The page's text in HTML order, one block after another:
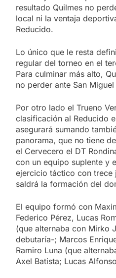
resultado Quilmes no
local ni la ventaja
Reducido.
Lo único que le resta
regular del torneo en el
Para culminar más alto,
no perder ante San
Por otro lado el Trueno
clasificación al Reducido
asegurará sumando
panorama, que no tiene
el Cervecero el DT
con un equipo suplente y
ejercicio táctico con trece
saldrá la formación del
El equipo formó con
Federico Pérez, Lucas
(que alternaba con Mirko
debutaría-; Marcos
Ramiro Luna (que
Axel Batista; Lucas